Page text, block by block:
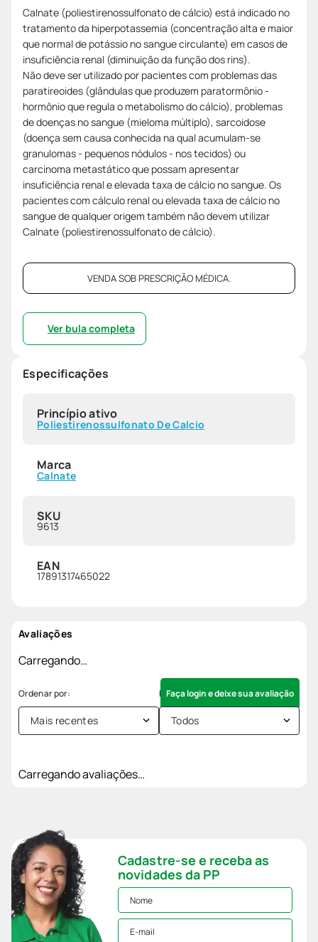
Calnate (poliestirenossulfonato de cálcio) está indicado no
tratamento da hiperpotassemia (concentração alta e maior
que normal de potássio no sangue circulante) em casos de
insuficiência renal (diminuição da função dos rins).
Não deve ser utilizado por pacientes com problemas das
paratireoides (glândulas que produzem paratormônio -
hormônio que regula o metabolismo do cálcio), problemas
de doenças no sangue (mieloma múltiplo), sarcoidose
(doença sem causa conhecida na qual acumulam-se
granulomas - pequenos nódulos - nos tecidos) ou
carcinoma metastático que possam apresentar
insuficiência renal e elevada taxa de cálcio no sangue. Os
pacientes com cálculo renal ou elevada taxa de cálcio no
sangue de qualquer origem também não devem utilizar
Calnate (poliestirenossulfonato de cálcio).
VENDA SOB PRESCRIÇÃO MÉDICA.
Ver bula completa
Especificações
Princípio ativo
Poliestirenossulfonato De Calcio
Marca
Calnate
SKU
9613
EAN
17891317465022
Avaliações
Carregando…
Faça login e deixe sua avaliação
Mais recentes Todos
Carregando avaliações…
Cadastre-se e receba as
novidades da PP